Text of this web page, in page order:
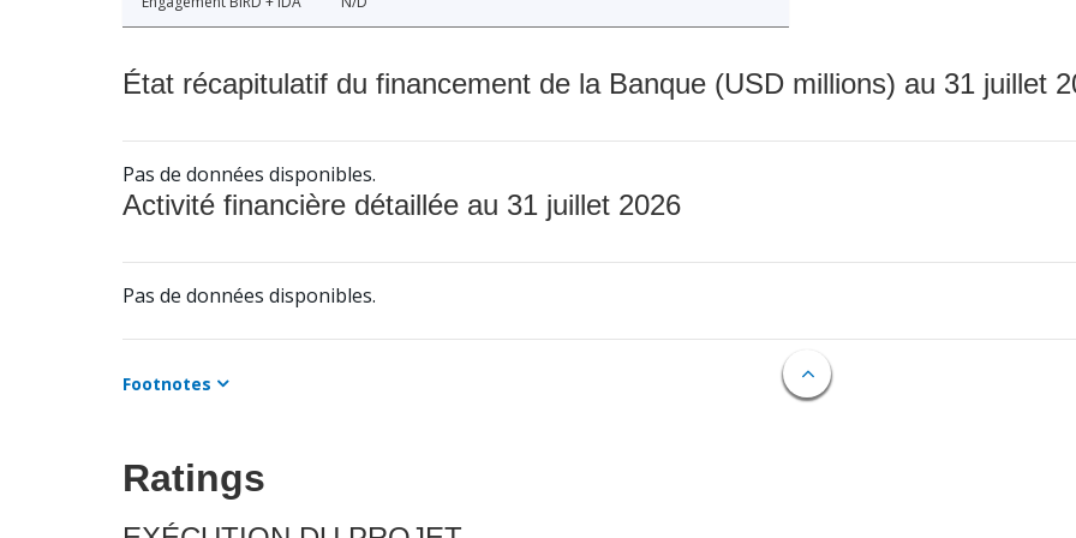
État récapitulatif du financement de la Banque (USD millions) au 31 juillet
Pas de données disponibles.
Activité financière détaillée au 31 juillet 2026
Pas de données disponibles.
Footnotes
Ratings